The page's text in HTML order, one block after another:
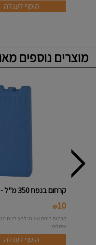
הוסף לעגלה
מוצרים נוספים
קרחום בנפח 350 מ"ל - Frizet
10
₪
איטליה
הוסף לעגלה